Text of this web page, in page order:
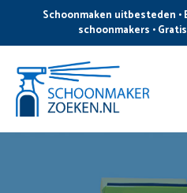
de
inhoud
Schoonmaken uitbesteden
schoonmakers •